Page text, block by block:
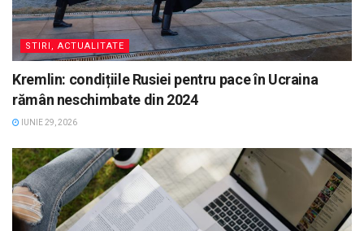
STIRI, ACTUALITATE
Kremlin: condițiile Rusiei pentru pace în Ucraina
rămân neschimbate din 2024
IUNIE 29, 2026